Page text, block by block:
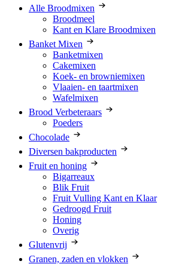
Alle Broodmixen
Broodmeel
Kant en Klare Broodmixen
Banket Mixen
Banketmixen
Cakemixen
Koek- en browniemixen
Vlaaien- en taartmixen
Wafelmixen
Brood Verbeteraars
Poeders
Chocolade
Diversen bakproducten
Fruit en honing
Bigarreaux
Blik Fruit
Fruit Vulling Kant en Klaar
Gedroogd Fruit
Honing
Overig
Glutenvrij
Granen, zaden en vlokken